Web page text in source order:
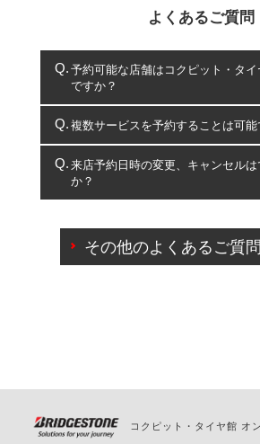
よくあるご質問
予約可能な店舗はコクピット・タ
ですか？
コクピット・タイヤ館のみとなりま
複数サービスを予約することは可能
複数サービスのご予約は可能です。
一部の商品・サービスの組み合わせに限
出来ないものもございます。
来店予約日時の変更、キャンセルは
か？
ご来店予約日の3営業日前を過ぎて
の日時変更につきましては、直接
その他のよくあるご質
コクピット・タイヤ館 オ